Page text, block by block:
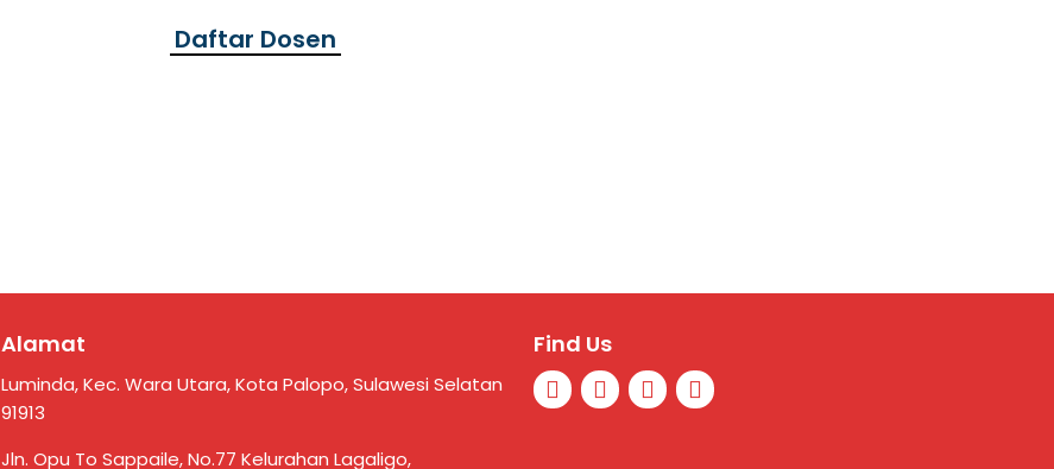
Daftar Dosen
Alamat
Luminda, Kec. Wara Utara, Kota Palopo, Sulawesi Selatan
91913
Jln. Opu To Sappaile, No.77 Kelurahan Lagaligo,
Find Us